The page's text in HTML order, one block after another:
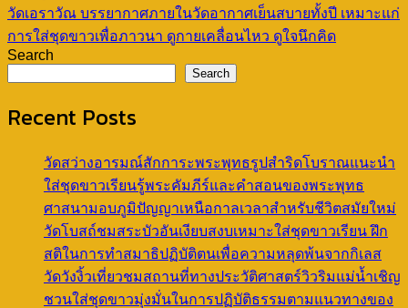
วัดเอราวัณ บรรยากาศภายในวัดอากาศเย็นสบายทั้งปี เหมาะแก่
การใส่ชุดขาวเพื่อภาวนา ดูกายเคลื่อนไหว ดูใจนึกคิด
Search
Search
Recent Posts
วัดสว่างอารมณ์สักการะพระพุทธรูปสำริดโบราณแนะนำ
ใส่ชุดขาวเรียนรู้พระคัมภีร์และคำสอนของพระพุทธ
ศาสนามอบภูมิปัญญาเหนือกาลเวลาสำหรับชีวิตสมัยใหม่
วัดโบสถ์ชมสระบัวอันเงียบสงบเหมาะใส่ชุดขาวเรียน ฝึก
สติในการทำสมาธิปฏิบัติตนเพื่อความหลุดพ้นจากกิเลส
วัดวังงิ้วเที่ยวชมสถานที่ทางประวัติศาสตร์วิวริมแม่น้ำเชิญ
ชวนใส่ชุดขาวมุ่งมั่นในการปฏิบัติธรรมตามแนวทางของ